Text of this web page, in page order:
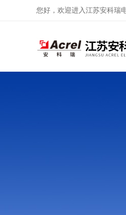
您好，欢迎进入江苏安科瑞